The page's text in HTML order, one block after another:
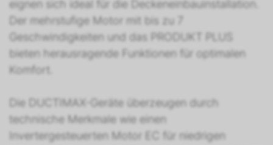
eignen sich ideal für die Deckeneinbauinstallation.
Der mehrstufige Motor mit bis zu 7
Geschwindigkeiten und das PRODUKT PLUS
bieten herausragende Funktionen für optimalen
Komfort.
Die DUCTIMAX-Geräte überzeugen durch
technische Merkmale wie einen
Invertergesteuerten Motor EC für niedrigen